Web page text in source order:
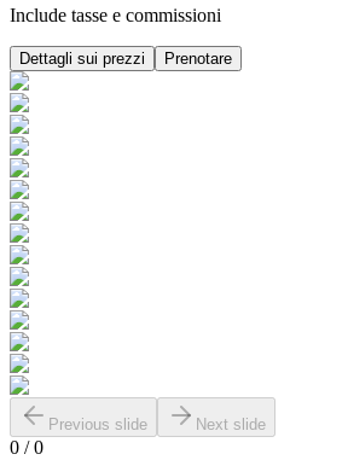
Include tasse e commissioni
Dettagli sui prezzi Prenotare
Previous slide Next slide
0 /0